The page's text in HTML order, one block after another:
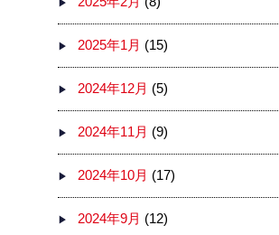
2025年1月 (15)
2024年12月 (5)
2024年11月 (9)
2024年10月 (17)
2024年9月 (12)